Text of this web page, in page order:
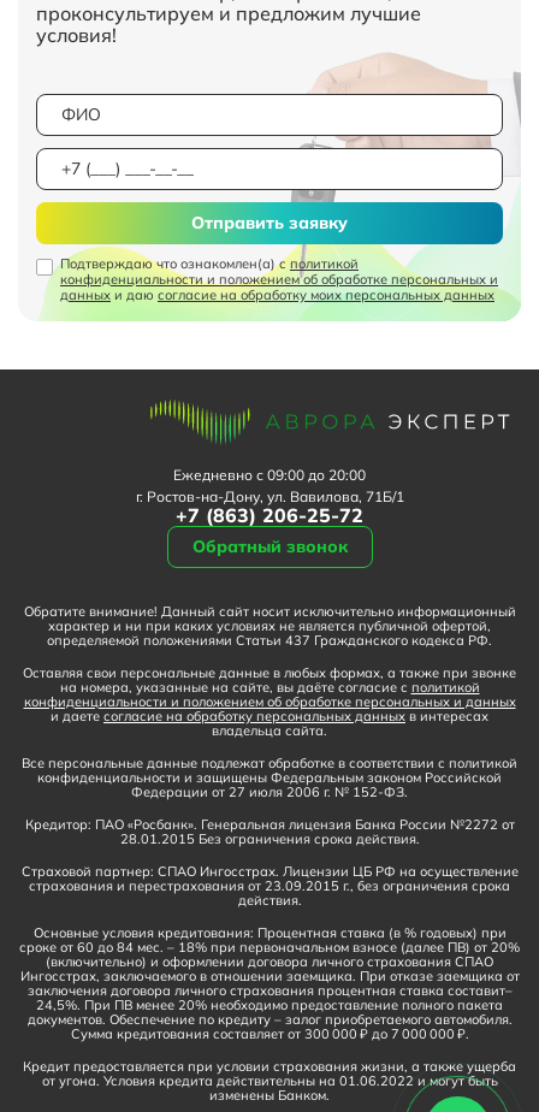
проконсультируем и предложим лучшие
условия!
Подтверждаю что ознакомлен(а) сполитикой
конфиденциальности и положением об обработке персональных и
данных и даю согласие на обработку моих персональных данных
Отправить заявку
Ежедневно с 09:00 до 20:00
г. Ростов-на-Дону, ул. Вавилова, 71Б/1
+7 (863) 206-25-72
Обратный звонок
Обратите внимание! Данный сайт носит исключительно информационный
характер и ни при каких условиях не является публичной офертой,
определяемой положениями Статьи 437 Гражданского кодекса РФ.
Оставляя свои персональные данные в любых формах, а также при звонке
на номера, указанные на сайте, вы даёте согласие с политикой
конфиденциальности и положением об обработке персональных и данных
и даете согласие на обработку персональных данных в интересах
владельца сайта.
Все персональные данные подлежат обработке в соответствии с политикой
конфиденциальности и защищены Федеральным законом Российской
Федерации от 27 июля 2006 г. № 152-ФЗ.
Кредитор: ПАО «Росбанк». Генеральная лицензия Банка России №2272 от
28.01.2015 Без ограничения срока действия.
Страховой партнер: СПАО Ингосстрах. Лицензии ЦБ РФ на осуществление
страхования и перестрахования от 23.09.2015 г., без ограничения срока
действия.
Основные условия кредитования: Процентная ставка (в % годовых) при
сроке от 60 до 84 мес. – 18% при первоначальном взносе (далее ПВ) от 20%
(включительно) и оформлении договора личного страхования СПАО
Ингосстрах, заключаемого в отношении заемщика. При отказе заемщика от
заключения договора личного страхования процентная ставка составит–
24,5%. При ПВ менее 20% необходимо предоставление полного пакета
документов. Обеспечение по кредиту – залог приобретаемого автомобиля.
Сумма кредитования составляет от 300 000 ₽ до 7 000 000 ₽.
Кредит предоставляется при условии страхования жизни, а также ущерба
от угона. Условия кредита действительны на 01.06.2022 и могут быть
изменены Банком.